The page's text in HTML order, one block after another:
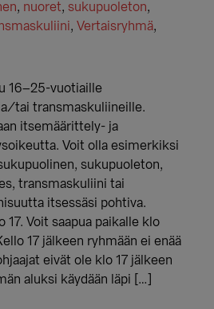
, nuoret, sukupuoleton,
,Vertaisryhmä,
16–25-vuotiaille
tai transmaskuliineille.
itsemäärittely- ja
Voit olla esimerkiksi
sukupuoleton,
transmaskuliini tai
itsessäsi pohtiva.
17. Voit saapua paikalle klo
17 jälkeen ryhmään ei enää
eivät ole klo 17 jälkeen
aluksi käydään läpi […]